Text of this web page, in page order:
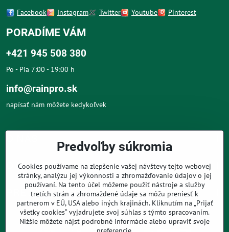
Facebook Instagram Twitter Youtube Pinterest
PORADÍME VÁM
+421 945 508 380
Po - Pia 7:00 - 19:00 h
info@rainpro.sk
napísať nám môžete kedykoľvek
O NÁKUPE
PRE ZÁKAZNÍKOV
Predvoľby súkromia
Cookies používame na zlepšenie vašej návštevy tejto webovej
stránky, analýzu jej výkonnosti a zhromažďovanie údajov o jej
používaní. Na tento účel môžeme použiť nástroje a služby
tretích strán a zhromaždené údaje sa môžu preniesť k
partnerom v EÚ, USA alebo iných krajinách. Kliknutím na „Prijať
všetky cookies“ vyjadrujete svoj súhlas s týmto spracovaním.
Nižšie môžete nájsť podrobné informácie alebo upraviť svoje